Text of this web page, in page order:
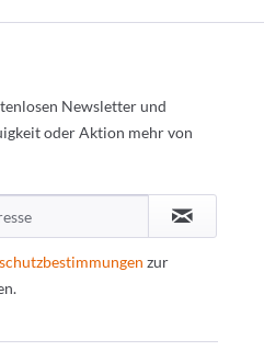
Newsletter und
oder Aktion mehr von
zur